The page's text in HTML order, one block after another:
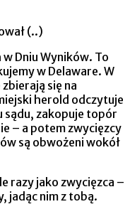
(..)
Dniu Wyników. To
w Delaware. W
się na
herold odczytuje
sądu, zakopuje topór
– a potem zwycięzcy
są obwożeni wokół
razy jako zwycięzca –
jadąc nim z tobą.